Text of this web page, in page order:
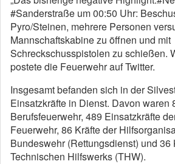
#Sanderstraße um 00:50 Uhr:
Pyro/Steinen, mehrere Personen
Mannschaftskabine zu öffnen und mit
Schreckschusspistolen zu schießen.
postete die Feuerwehr auf Twitter.
Insgesamt befanden sich in der
Einsatzkräfte in Dienst. Davon waren
Berufsfeuerwehr, 489 Einsatzkräfte
Feuerwehr, 86 Kräfte der
Bundeswehr (Rettungsdienst) und 36
Technischen Hilfswerks (THW).